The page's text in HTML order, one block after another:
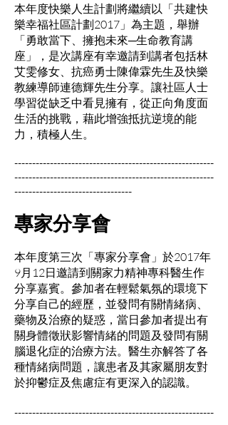
本年度快樂人生計劃將繼續以「共建快
樂幸福社區計劃2017」為主題，舉辦
「勇敢當下、擁抱未來─生命教育講
座」，是次講座有幸邀請到講者包括林
艾雯修女、抗癌勇士陳偉霖先生及快樂
教練導師連德輝先生分享。讓社區人士
學習從缺乏中看見擁有，從正向角度面
生活的挑戰，藉此增強抵抗逆境的能
力，積極人生。
--------------------------------------------------------
--------------------------------------------------------
---------------------------------
專家分享會
本年度第三次「專家分享會」於2017年
9月12日邀請到關家力精神專科醫生作
分享嘉賓。參加者在輕鬆氣氛的環境下
分享自己的經歷，並發問有關情緒病、
藥物及治療的疑惑，當日參加者提出有
關身體徵狀影響情緒的問題及發問有關
腦退化症的治療方法。醫生亦解答了各
種情緒病問題，讓患者及其家屬朋友對
於抑鬱症及焦慮症有更深入的認識。
--------------------------------------------------------